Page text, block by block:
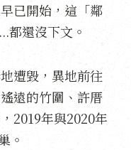
已開始，這「鄰
都還沒下文。
遭毀，異地前往
遠的竹圍、許厝
2019年與2020年
。